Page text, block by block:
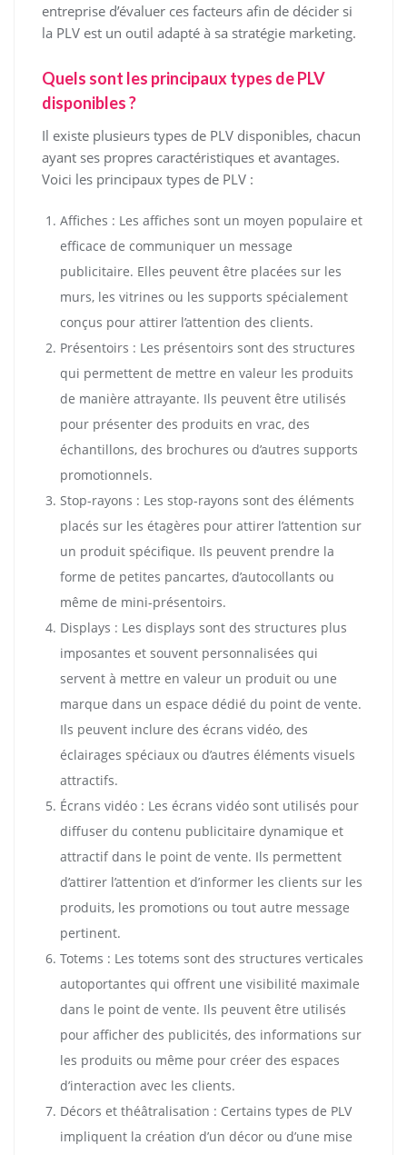
entreprise d’évaluer ces facteurs afin de décider si
la PLV est un outil adapté à sa stratégie marketing.
Quels sont les principaux types de PLV
disponibles ?
Il existe plusieurs types de PLV disponibles, chacun
ayant ses propres caractéristiques et avantages.
Voici les principaux types de PLV :
Affiches : Les affiches sont un moyen populaire et
efficace de communiquer un message
publicitaire. Elles peuvent être placées sur les
murs, les vitrines ou les supports spécialement
conçus pour attirer l’attention des clients.
Présentoirs : Les présentoirs sont des structures
qui permettent de mettre en valeur les produits
de manière attrayante. Ils peuvent être utilisés
pour présenter des produits en vrac, des
échantillons, des brochures ou d’autres supports
promotionnels.
Stop-rayons : Les stop-rayons sont des éléments
placés sur les étagères pour attirer l’attention sur
un produit spécifique. Ils peuvent prendre la
forme de petites pancartes, d’autocollants ou
même de mini-présentoirs.
Displays : Les displays sont des structures plus
imposantes et souvent personnalisées qui
servent à mettre en valeur un produit ou une
marque dans un espace dédié du point de vente.
Ils peuvent inclure des écrans vidéo, des
éclairages spéciaux ou d’autres éléments visuels
attractifs.
Écrans vidéo : Les écrans vidéo sont utilisés pour
diffuser du contenu publicitaire dynamique et
attractif dans le point de vente. Ils permettent
d’attirer l’attention et d’informer les clients sur les
produits, les promotions ou tout autre message
pertinent.
Totems : Les totems sont des structures verticales
autoportantes qui offrent une visibilité maximale
dans le point de vente. Ils peuvent être utilisés
pour afficher des publicités, des informations sur
les produits ou même pour créer des espaces
d’interaction avec les clients.
Décors et théâtralisation : Certains types de PLV
impliquent la création d’un décor ou d’une mise